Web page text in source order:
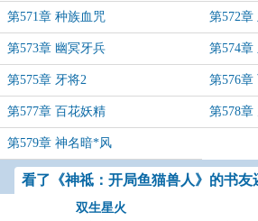
第571章 种族血咒 第572章
第573章 幽冥牙兵 第574章
第575章 牙将2 第576章
第577章 百花妖精 第578章
第579章 神名暗*风
看了《神祗：开局鱼猫兽人》的书友
双生星火